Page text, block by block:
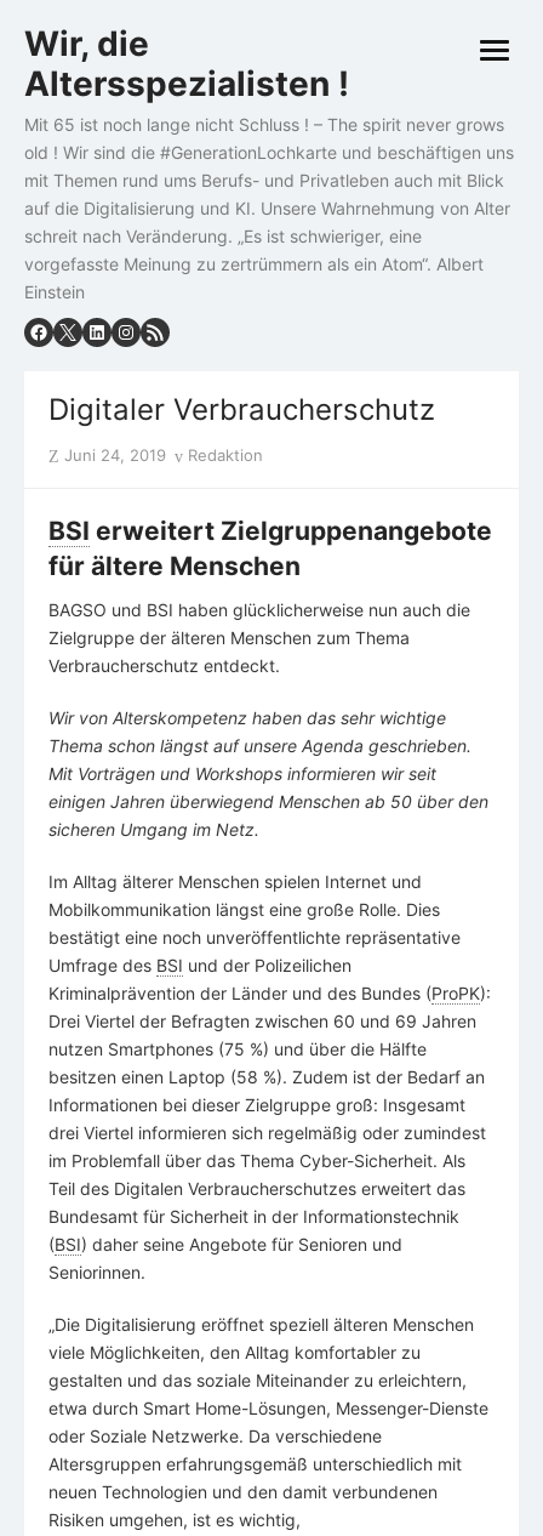
to
content
Wir, die
Altersspezialisten !
Mit 65 ist noch lange nicht Schluss ! – The spirit never grows
old ! Wir sind die #GenerationLochkarte und beschäftigen uns
mit Themen rund ums Berufs- und Privatleben auch mit Blick
auf die Digitalisierung und KI. Unsere Wahrnehmung von Alter
schreit nach Veränderung. „Es ist schwieriger, eine
vorgefasste Meinung zu zertrümmern als ein Atom“. Albert
Einstein
open
Digitaler Verbraucherschutz
Posted
Juni 24, 2019 Author
Redaktion
BSI erweitert Zielgruppenangebote
für ältere Menschen
BAGSO und BSI haben glücklicherweise nun auch die
Zielgruppe der älteren Menschen zum Thema
Verbraucherschutz entdeckt.
Wir von Alterskompetenz haben das sehr wichtige
Thema schon längst auf unsere Agenda geschrieben.
Mit Vorträgen und Workshops informieren wir seit
einigen Jahren überwiegend Menschen ab 50 über den
sicheren Umgang im Netz.
Im Alltag älterer Menschen spielen Internet und
Mobilkommunikation längst eine große Rolle. Dies
bestätigt eine noch unveröffentlichte repräsentative
Umfrage des BSI und der Polizeilichen
Kriminalprävention der Länder und des Bundes (ProPK):
Drei Viertel der Befragten zwischen 60 und 69 Jahren
nutzen Smartphones (75 %) und über die Hälfte
besitzen einen Laptop (58 %). Zudem ist der Bedarf an
Informationen bei dieser Zielgruppe groß: Insgesamt
drei Viertel informieren sich regelmäßig oder zumindest
im Problemfall über das Thema Cyber-Sicherheit. Als
Teil des Digitalen Verbraucherschutzes erweitert das
Bundesamt für Sicherheit in der Informationstechnik
(BSI) daher seine Angebote für Senioren und
Seniorinnen.
„Die Digitalisierung eröffnet speziell älteren Menschen
viele Möglichkeiten, den Alltag komfortabler zu
gestalten und das soziale Miteinander zu erleichtern,
etwa durch Smart Home-Lösungen, Messenger-Dienste
oder Soziale Netzwerke. Da verschiedene
Altersgruppen erfahrungsgemäß unterschiedlich mit
neuen Technologien und den damit verbundenen
Risiken umgehen, ist es wichtig,